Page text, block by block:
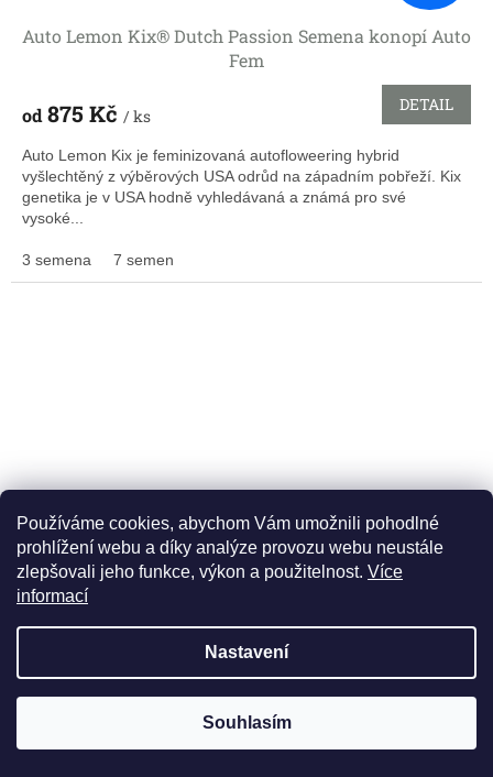
Používáme cookies, abychom Vám umožnili pohodlné
prohlížení webu a díky analýze provozu webu neustále
zlepšovali jeho funkce, výkon a použitelnost. Více
informací
Nastavení
Souhlasím
Auto Lemon Kix® Dutch Passion Semena konopí Auto
Fem
od 875 Kč / ks
DETAIL
Auto Lemon Kix je feminizovaná autofloweering hybrid
vyšlechtěný z výběrových USA odrůd na západním pobřeží. Kix
genetika je v USA hodně vyhledávaná a známá pro své
vysoké...
3 semena 7 semen
Auto MAC #1® Semena konopí Dutch Passion Auto
Fem